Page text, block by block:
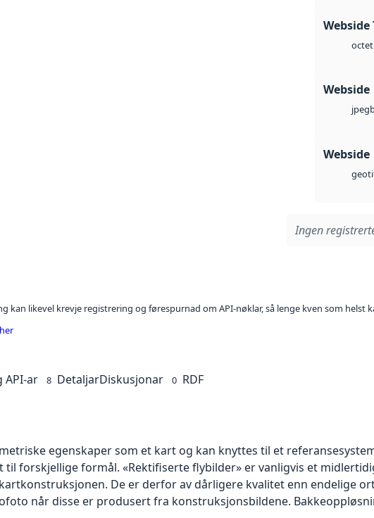
Webside
octet
Webside
jpeg
Webside
Ingen
kan likevel krevje registrering og førespurnad om API-nøklar, så lenge kven som helst
API-ar 8 DetaljarDiskusjonar 0 RDF
egenskaper som et kart og kan knyttes til et
forskjellige formål. «Rektifiserte flybilder» er vanligvis et
De er derfor av dårligere kvalitet enn endelige
når disse er produsert fra konstruksjonsbildene.